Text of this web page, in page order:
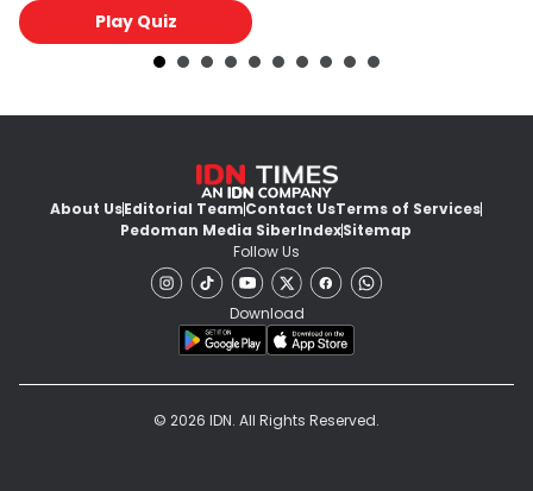
Play Quiz
About UsEditorial TeamContact UsTerms of Services
Pedoman Media SiberIndexSitemap
Follow Us
Download
© 2026 IDN. All Rights Reserved.